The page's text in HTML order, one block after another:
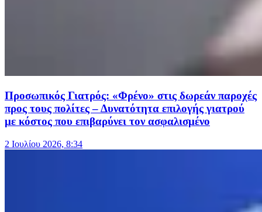
Προσωπικός Γιατρός: «Φρένο» στις δωρεάν παροχές
προς τους πολίτες – Δυνατότητα επιλογής γιατρού
με κόστος που επιβαρύνει τον ασφαλισμένο
2 Ιουλίου 2026, 8:34